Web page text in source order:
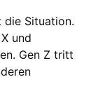
die Situation.
und
Gen Z tritt